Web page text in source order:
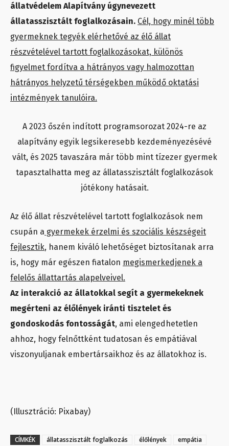
állatvédelem Alapítvány úgynevezett
állatasszisztált foglalkozásain. Cél, hogy minél több
gyermeknek tegyék elérhetővé az élő állat
részvételével tartott foglalkozásokat, különös
figyelmet fordítva a hátrányos vagy halmozottan
hátrányos helyzetű térségekben működő oktatási
intézmények tanulóira.
A 2023 őszén indított programsorozat 2024-re az
alapítvány egyik legsikeresebb kezdeményezésévé
vált, és 2025 tavaszára már több mint tízezer gyermek
tapasztalhatta meg az állatasszisztált foglalkozások
jótékony hatásait.
Az élő állat részvételével tartott foglalkozások nem
csupán a gyermekek érzelmi és szociális készségeit
fejlesztik, hanem kiváló lehetőséget biztosítanak arra
is, hogy már egészen fiatalon megismerkedjenek a
felelős állattartás alapelveivel.
Az interakció az állatokkal segít a gyermekeknek
megérteni az élőlények iránti tisztelet és
gondoskodás fontosságát, ami elengedhetetlen
ahhoz, hogy felnőttként tudatosan és empátiával
viszonyuljanak embertársaikhoz és az állatokhoz is.
(Illusztráció: Pixabay)
CÍMKÉK állatasszisztált foglalkozás élőlények
empátia